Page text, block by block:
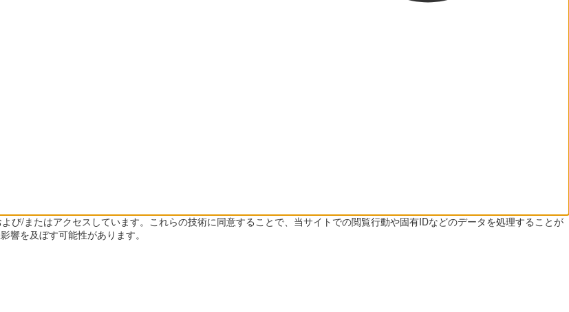
び/またはアクセスしています。これらの技術に同意することで、当サイトでの閲覧行動や固有IDなどのデータを処理することが
を及ぼす可能性があります。